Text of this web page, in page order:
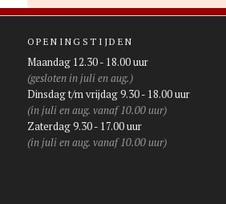
OPENINGSTIJDEN
Maandag 12.30 - 18.00 uur
(gesloten in juli en aug.)
Dinsdag t/m vrijdag 9.30 - 18.00 uur
(in juli en aug. vanaf 10.00 uur)
Zaterdag 9.30 - 17.00 uur
(in juli en aug. vanaf 10.00 uur)